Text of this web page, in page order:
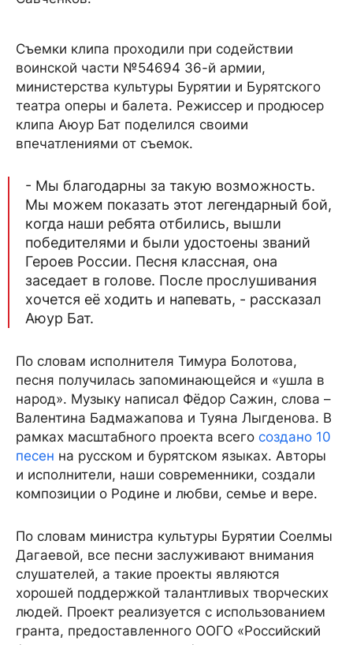
Съемки клипа проходили при содействии
воинской части №54694 36-й армии,
министерства культуры Бурятии и Бурятского
театра оперы и балета. Режиссер и продюсер
клипа Аюур Бат поделился своими
впечатлениями от съемок.
- Мы благодарны за такую возможность.
Мы можем показать этот легендарный бой,
когда наши ребята отбились, вышли
победителями и были удостоены званий
Героев России. Песня классная, она
заседает в голове. После прослушивания
хочется её ходить и напевать, - рассказал
Аюур Бат.
По словам исполнителя Тимура Болотова,
песня получилась запоминающейся и «ушла в
народ». Музыку написал Фёдор Сажин, слова –
Валентина Бадмажапова и Туяна Лыгденова. В
рамках масштабного проекта всего создано 10
песен на русском и бурятском языках. Авторы
и исполнители, наши современники, создали
композиции о Родине и любви, семье и вере.
По словам министра культуры Бурятии Соелмы
Дагаевой, все песни заслуживают внимания
слушателей, а такие проекты являются
хорошей поддержкой талантливых творческих
людей. Проект реализуется с использованием
гранта, предоставленного ООГО «Российский